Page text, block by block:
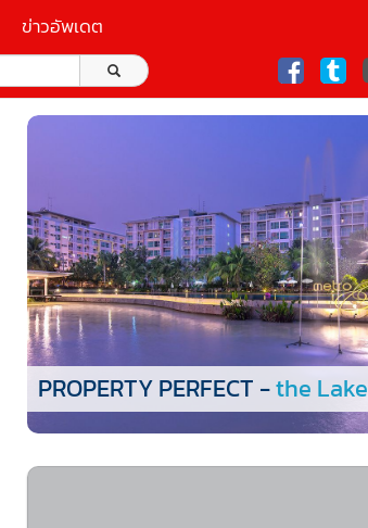
ข่าวอัพเดต
PROPERTY PERFECT -the Lake